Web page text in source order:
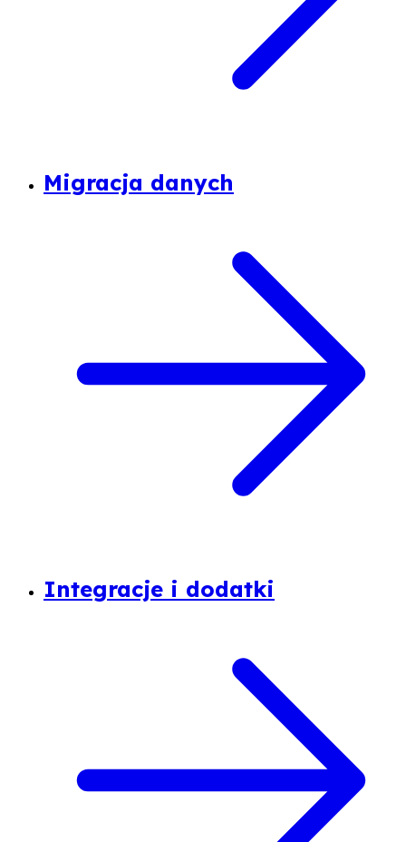
Migracja danych
Integracje i dodatki